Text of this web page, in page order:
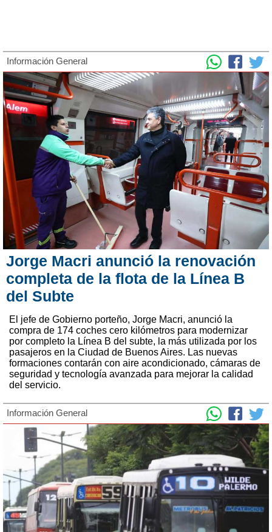
Información General
Jorge Macri anunció la renovación
completa de la flota de la Línea B
del Subte
El jefe de Gobierno porteño, Jorge Macri, anunció la
compra de 174 coches cero kilómetros para modernizar
por completo la Línea B del subte, la más utilizada por los
pasajeros en la Ciudad de Buenos Aires. Las nuevas
formaciones contarán con aire acondicionado, cámaras de
seguridad y tecnología avanzada para mejorar la calidad
del servicio.
Información General